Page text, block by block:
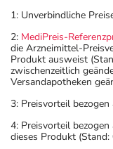
1: Unverbindliche
2: MediPreis-
die Arzneimittel-
Produkt ausweist
zwischenzeitlich
Versandapotheken
3: Preisvorteil
4: Preisvorteil
dieses Produkt (Stand: